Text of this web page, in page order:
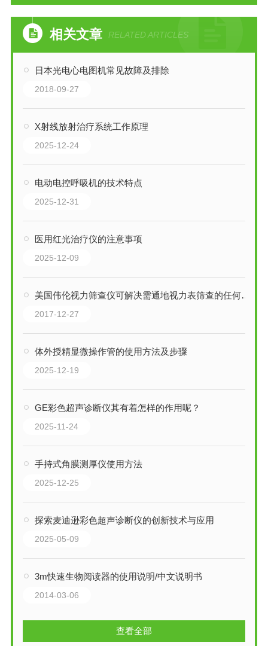
相关文章 RELATED ARTICLES
日本光电心电图机常见故障及排除
2018-09-27
X射线放射治疗系统工作原理
2025-12-24
电动电控呼吸机的技术特点
2025-12-31
医用红光治疗仪的注意事项
2025-12-09
美国伟伦视力筛查仪可解决需通地视力表筛查的任何问题
2017-12-27
体外授精显微操作管的使用方法及步骤
2025-12-19
GE彩色超声诊断仪其有着怎样的作用呢？
2025-11-24
手持式角膜测厚仪使用方法
2025-12-25
探索麦迪逊彩色超声诊断仪的创新技术与应用
2025-05-09
3m快速生物阅读器的使用说明/中文说明书
2014-03-06
查看全部